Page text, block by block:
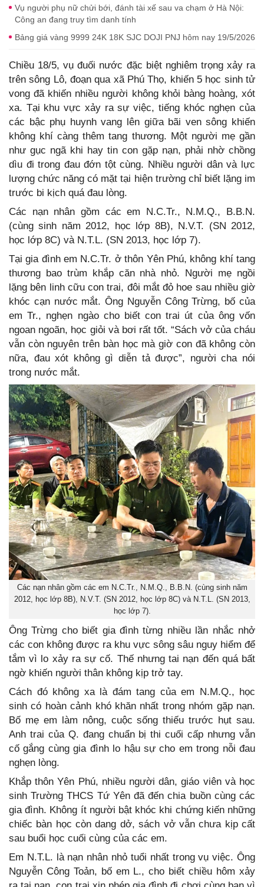
Vụ người phụ nữ chửi bới, đánh tài xế sau va chạm ở Hà Nội:
Công an đang truy tìm danh tính
Bảng giá vàng 9999 24K 18K SJC DOJI PNJ hôm nay 19/5/2026
Chiều 18/5, vụ đuối nước đặc biệt nghiêm trọng xảy ra
trên sông Lô, đoạn qua xã Phú Thọ, khiến 5 học sinh tử
vong đã khiến nhiều người không khỏi bàng hoàng, xót
xa. Tại khu vực xảy ra sự việc, tiếng khóc nghẹn của
các bậc phụ huynh vang lên giữa bãi ven sông khiến
không khí càng thêm tang thương. Một người mẹ gần
như gục ngã khi hay tin con gặp nạn, phải nhờ chồng
dìu đi trong đau đớn tột cùng. Nhiều người dân và lực
lượng chức năng có mặt tại hiện trường chỉ biết lặng im
trước bi kịch quá đau lòng.
Các nạn nhân gồm các em N.C.Tr., N.M.Q., B.B.N.
(cùng sinh năm 2012, học lớp 8B), N.V.T. (SN 2012,
học lớp 8C) và N.T.L. (SN 2013, học lớp 7).
Tại gia đình em N.C.Tr. ở thôn Yên Phú, không khí tang
thương bao trùm khắp căn nhà nhỏ. Người mẹ ngồi
lặng bên linh cữu con trai, đôi mắt đỏ hoe sau nhiều giờ
khóc cạn nước mắt. Ông Nguyễn Công Trừng, bố của
em Tr., nghẹn ngào cho biết con trai út của ông vốn
ngoan ngoãn, học giỏi và bơi rất tốt. “Sách vở của cháu
vẫn còn nguyên trên bàn học mà giờ con đã không còn
nữa, đau xót không gì diễn tả được”, người cha nói
trong nước mắt.
Các nạn nhân gồm các em N.C.Tr., N.M.Q., B.B.N. (cùng sinh năm
2012, học lớp 8B), N.V.T. (SN 2012, học lớp 8C) và N.T.L. (SN 2013,
học lớp 7).
Ông Trừng cho biết gia đình từng nhiều lần nhắc nhở
các con không được ra khu vực sông sâu nguy hiểm để
tắm vì lo xảy ra sự cố. Thế nhưng tai nạn đến quá bất
ngờ khiến người thân không kịp trở tay.
Cách đó không xa là đám tang của em N.M.Q., học
sinh có hoàn cảnh khó khăn nhất trong nhóm gặp nạn.
Bố mẹ em làm nông, cuộc sống thiếu trước hụt sau.
Anh trai của Q. đang chuẩn bị thi cuối cấp nhưng vẫn
cố gắng cùng gia đình lo hậu sự cho em trong nỗi đau
nghẹn lòng.
Khắp thôn Yên Phú, nhiều người dân, giáo viên và học
sinh Trường THCS Tứ Yên đã đến chia buồn cùng các
gia đình. Không ít người bật khóc khi chứng kiến những
chiếc bàn học còn dang dở, sách vở vẫn chưa kịp cất
sau buổi học cuối cùng của các em.
Em N.T.L. là nạn nhân nhỏ tuổi nhất trong vụ việc. Ông
Nguyễn Công Toản, bố em L., cho biết chiều hôm xảy